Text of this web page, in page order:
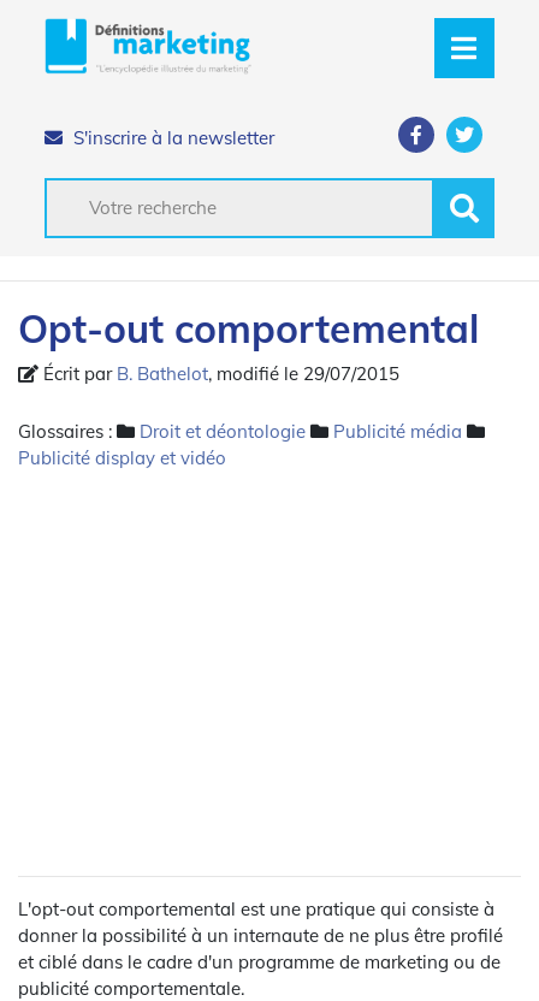
S'inscrire à la newsletter
Opt-out comportemental
Écrit par B. Bathelot, modifié le 29/07/2015
Glossaires : Droit et déontologie
Publicité média
Publicité display et vidéo
L'opt-out comportemental est une pratique qui consiste à
donner la possibilité à un internaute de ne plus être profilé
et ciblé dans le cadre d'un programme de marketing ou de
publicité comportementale.